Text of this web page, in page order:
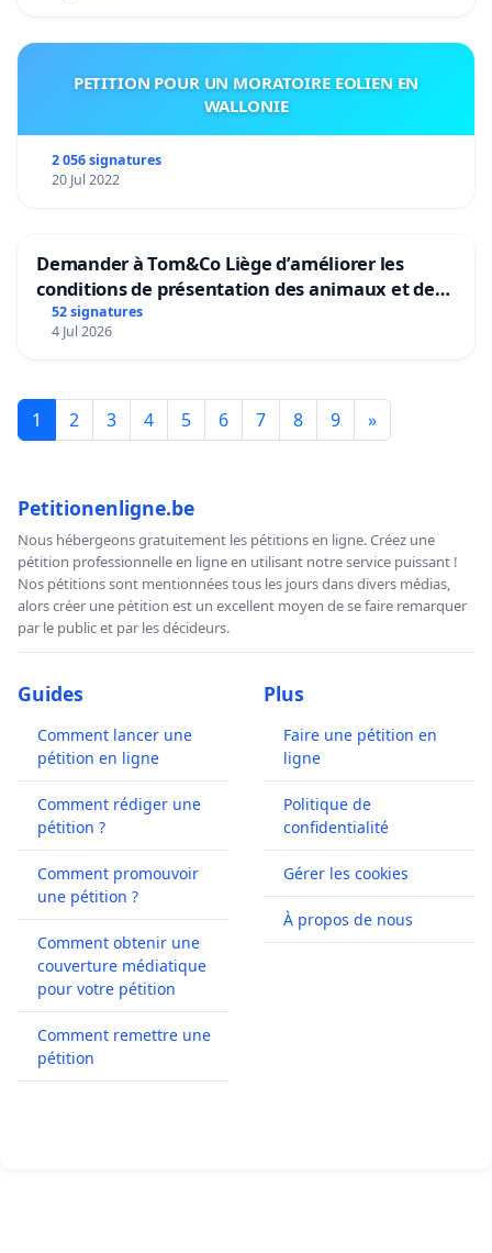
PETITION POUR UN MORATOIRE EOLIEN EN
WALLONIE
2 056 signatures
20 Jul 2022
Demander à Tom&Co Liège d’améliorer les
conditions de présentation des animaux et de
mettre fin à la vente d’animaux en magasin
52 signatures
4 Jul 2026
1 2 3 4 5 6 7 8 9 »
Petitionenligne.be
Nous hébergeons gratuitement les pétitions en ligne. Créez une
pétition professionnelle en ligne en utilisant notre service puissant !
Nos pétitions sont mentionnées tous les jours dans divers médias,
alors créer une pétition est un excellent moyen de se faire remarquer
par le public et par les décideurs.
Guides
Comment lancer une
pétition en ligne
Comment rédiger une
pétition ?
Comment promouvoir
une pétition ?
Comment obtenir une
couverture médiatique
pour votre pétition
Comment remettre une
pétition
Plus
Faire une pétition en
ligne
Politique de
confidentialité
Gérer les cookies
À propos de nous